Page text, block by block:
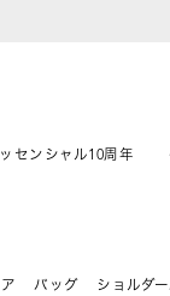
センシャル10周年
バッグ ショルダ